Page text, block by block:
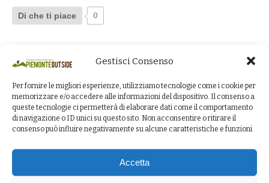
Gestisci Consenso
Per fornire le migliori esperienze, utilizziamo tecnologie come i cookie per
memorizzare e/o accedere alle informazioni del dispositivo. Il consenso a
queste tecnologie ci permetterà di elaborare dati come il comportamento
di navigazione o ID unici su questo sito. Non acconsentire o ritirare il
consenso può influire negativamente su alcune caratteristiche e funzioni.
Accetta
Di che ti piace 0